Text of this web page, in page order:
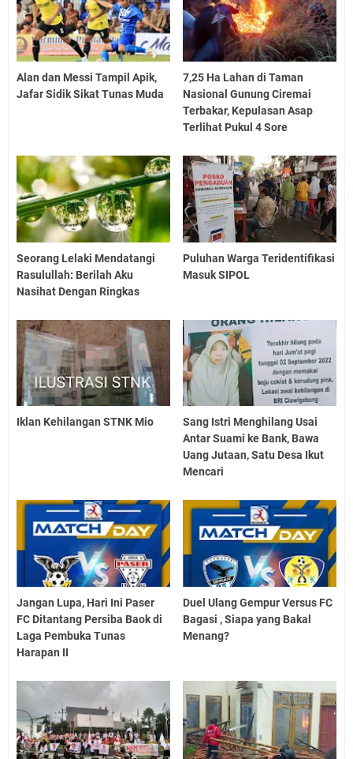
Alan dan Messi Tampil Apik,
Jafar Sidik Sikat Tunas Muda
7,25 Ha Lahan di Taman
Nasional Gunung Ciremai
Terbakar, Kepulasan Asap
Terlihat Pukul 4 Sore
Seorang Lelaki Mendatangi
Rasulullah: Berilah Aku
Nasihat Dengan Ringkas
Puluhan Warga Teridentifikasi
Masuk SIPOL
Iklan Kehilangan STNK Mio
Sang Istri Menghilang Usai
Antar Suami ke Bank, Bawa
Uang Jutaan, Satu Desa Ikut
Mencari
Jangan Lupa, Hari Ini Paser
FC Ditantang Persiba Baok di
Laga Pembuka Tunas
Harapan II
Duel Ulang Gempur Versus FC
Bagasi , Siapa yang Bakal
Menang?